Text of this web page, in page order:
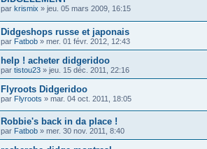
par krismix » jeu. 05 mars 2009, 16:15
Didgeshops russe et japonais
par Fatbob » mer. 01 févr. 2012, 12:43
help ! acheter didgeridoo
par tistou23 » jeu. 15 déc. 2011, 22:16
Flyroots Didgeridoo
par Flyroots » mar. 04 oct. 2011, 18:05
Robbie's back in da place !
par Fatbob » mer. 30 nov. 2011, 8:40